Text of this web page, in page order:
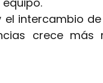
el intercambio
crece